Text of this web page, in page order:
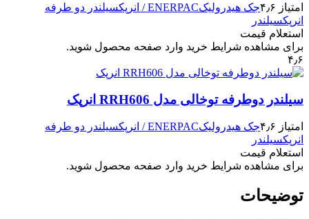
امتیاز ۴٫۶ جک هیدرولیکENERPAC / انرپک
سیلندر دو طرفه
انرپکسیلندر
استعلام قیمت
برای مشاهده شرایط خرید وارد صفحه محصول شوید.
۴٫۶
سیلندر دوطرفه توخالی مدل RRH606 انرپک
امتیاز ۴٫۶ جک هیدرولیکENERPAC / انرپک
سیلندر دو طرفه
انرپکسیلندر
استعلام قیمت
برای مشاهده شرایط خرید وارد صفحه محصول شوید.
توضیحات